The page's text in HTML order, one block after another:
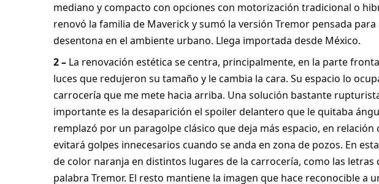
mediano y compacto con opciones con motorización tradicional o
renovó la familia de Maverick y sumó la versión Tremor pensada
desentona en el ambiente urbano. Llega importada desde México.
2 – La renovación estética se centra, principalmente, en la parte
luces que redujeron su tamaño y le cambia la cara. Su espacio lo
carrocería que me mete hacia arriba. Una solución bastante
importante es la desaparición el spoiler delantero que le quitaba
remplazó por un paragolpe clásico que deja más espacio, en relación
evitará golpes innecesarios cuando se anda en zona de pozos. En
de color naranja en distintos lugares de la carrocería, como las letras
palabra Tremor. El resto mantiene la imagen que hace reconocible a